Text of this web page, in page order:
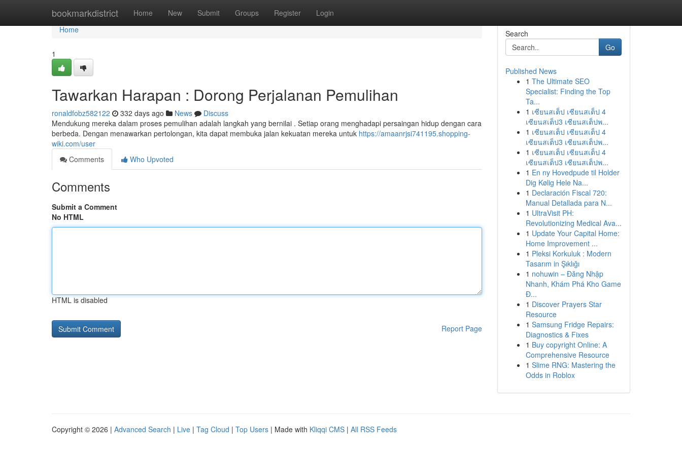
bookmarkdistrict Home New Submit Groups Register Login
Home
Home
1
Tawarkan Harapan : Dorong Perjalanan Pemulihan
ronaldfobz582122 332 days ago News
Discuss
Mendukung mereka dalam proses pemulihan adalah langkah yang bernilai . Setiap orang menghadapi persaingan hidup dengan cara
berbeda. Dengan menawarkan pertolongan, kita dapat membuka jalan kekuatan mereka untuk https://amaanrjsi741195.shopping-
wiki.com/user
Comments
Who Upvoted
Comments
Submit a Comment
No HTML
HTML is disabled
Report Page
Search
Go
Published News
1 The Ultimate SEO
Specialist: Finding the Top
Ta...
1 เซียนสเต็ป เซียนสเต็ป 4
เซียนสเต็ป3 เซียนสเต็ปพ...
1 เซียนสเต็ป เซียนสเต็ป 4
เซียนสเต็ป3 เซียนสเต็ปพ...
1 เซียนสเต็ป เซียนสเต็ป 4
เซียนสเต็ป3 เซียนสเต็ปพ...
1 En ny Hovedpude til Holder
Dig Kølig Hele Na...
1 Declaración Fiscal 720:
Manual Detallada para N...
1 UltraVisit PH:
Revolutionizing Medical Ava...
1 Update Your Capital Home:
Home Improvement ...
1 Pleksi Korkuluk : Modern
Tasarım in Şıklığı
1 nohuwin – Đăng Nhập
Nhanh, Khám Phá Kho Game
Đ...
1 Discover Prayers Star
Resource
1 Samsung Fridge Repairs:
Diagnostics & Fixes
1 Buy copyright Online: A
Comprehensive Resource
1 Slime RNG: Mastering the
Odds in Roblox
Copyright © 2026 | Advanced Search | Live | Tag Cloud | Top Users | Made with Kliqqi CMS | All RSS Feeds